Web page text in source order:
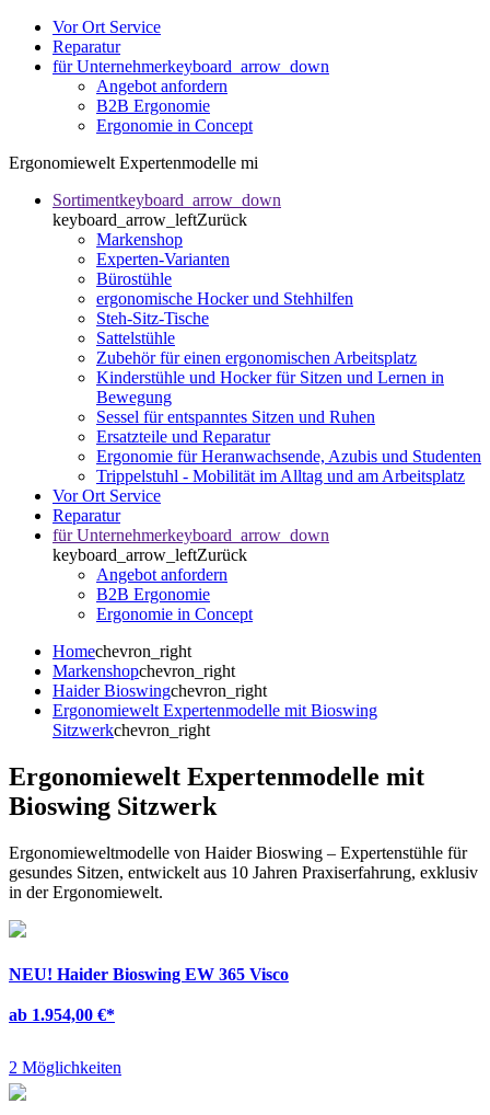
Vor Ort Service
Reparatur
für Unternehmerkeyboard_arrow_down
Angebot anfordern
B2B Ergonomie
Ergonomie in Concept
Ergonomiewelt Expertenmodelle mi
Sortimentkeyboard_arrow_down
keyboard_arrow_leftZurück
Markenshop
Experten-Varianten
Bürostühle
ergonomische Hocker und Stehhilfen
Steh-Sitz-Tische
Sattelstühle
Zubehör für einen ergonomischen Arbeitsplatz
Kinderstühle und Hocker für Sitzen und Lernen in
Bewegung
Sessel für entspanntes Sitzen und Ruhen
Ersatzteile und Reparatur
Ergonomie für Heranwachsende, Azubis und Studenten
Trippelstuhl - Mobilität im Alltag und am Arbeitsplatz
Vor Ort Service
Reparatur
für Unternehmerkeyboard_arrow_down
keyboard_arrow_leftZurück
Angebot anfordern
B2B Ergonomie
Ergonomie in Concept
Homechevron_right
Markenshopchevron_right
Haider Bioswingchevron_right
Ergonomiewelt Expertenmodelle mit Bioswing
Sitzwerkchevron_right
Ergonomiewelt Expertenmodelle mit
Bioswing Sitzwerk
Ergonomieweltmodelle von Haider Bioswing – Expertenstühle für
gesundes Sitzen, entwickelt aus 10 Jahren Praxiserfahrung, exklusiv
in der Ergonomiewelt.
NEU! Haider Bioswing EW 365 Visco
ab 1.954,00 €*
2 Möglichkeiten